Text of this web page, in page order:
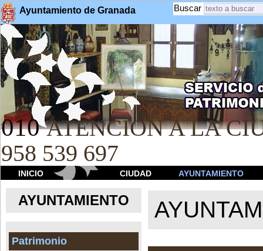
Ayuntamiento de Granada Buscar
010 ATENCION A LA
958 539 697
INICIO CIUDAD AYUNTAMIENTO
AYUNTAMIENTO
Patrimonio